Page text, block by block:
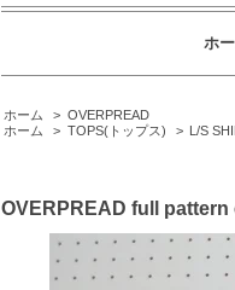
ホ
ホーム > OVERPREAD
ホーム
> TOPS(トップス) > L/S
OVERPREAD full